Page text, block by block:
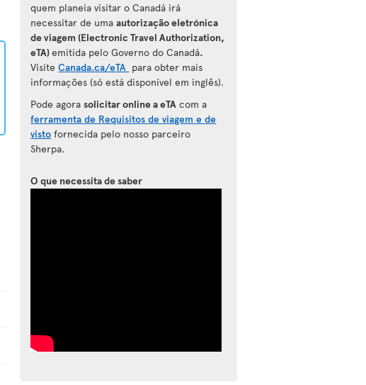
quem planeia visitar o Canadá irá
necessitar de umaautorização eletrónica
de viagem (Electronic Travel Authorization,
eTA)emitida pelo Governo do Canadá.
VisiteCanada.ca/eTA paraobter mais
informações (só está disponível em inglês).
Pode agorasolicitar online a eTA com a
ferramenta de Requisitos de viagem e de
visto fornecida pelo nosso parceiro
Sherpa.
O que necessita de saber